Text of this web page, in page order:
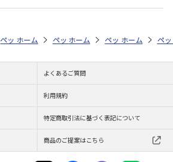
ケージ・飼育その他用品 ポンプ・水質管理（
ペットストア ケージ・飼育その他用品 ポ
ホーム ペットストア ケージ・飼育その
ホーム ペットストア ケ
ホーム ペ
よくあるご質問
利用規約
特定商取引法に基づく表記について
商品のご提案はこちら